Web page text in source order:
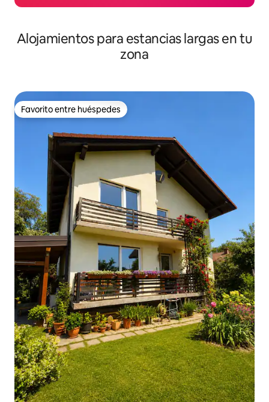
Alojamientos para estancias largas en tu
zona
Favorito entre huéspedes
Favorito entre huéspedes